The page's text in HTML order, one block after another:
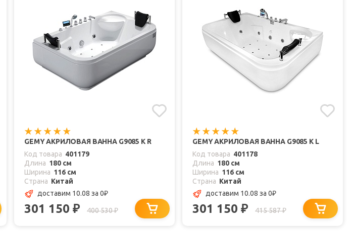
GEMY АКРИЛОВАЯ ВАННА G9085 K R
Код товара 401179
Длина 180 см
Ширина 116 см
Страна Китай
доставим 10.08 за 0₽
301 150 ₽ 400 530₽
GEMY АКРИЛОВАЯ ВАННА G9085 K L
Код товара 401178
Длина 180 см
Ширина 116 см
Страна Китай
доставим 10.08 за 0₽
301 150 ₽ 415 587₽